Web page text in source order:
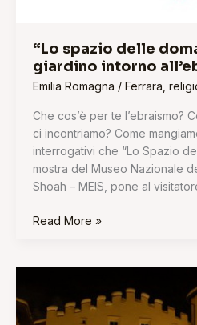
“Lo spazio delle
giardino intorno
Emilia Romagna / Ferrara
Che cos’è per te l’ebraismo?
ci incontriamo? Come
interrogativi che “Lo Spazio
mostra del Museo Nazionale
Shoah – MEIS, pone al
Read More »